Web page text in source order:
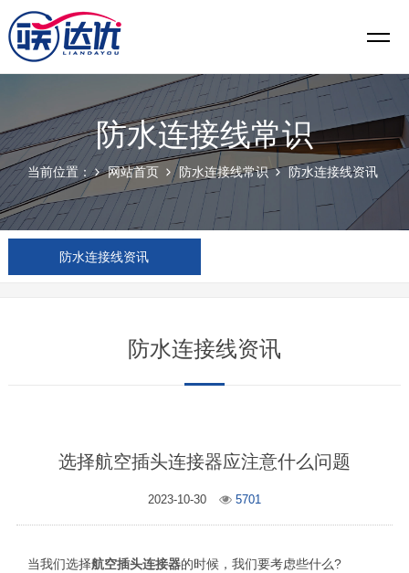
防水连接线常识
当前位置： 网站首页 防水连接线常识 防水连接线资讯
防水连接线资讯
防水连接线资讯
选择航空插头连接器应注意什么问题
2023-10-30 5701
当我们选择航空插头连接器的时候，我们要考虑些什么?